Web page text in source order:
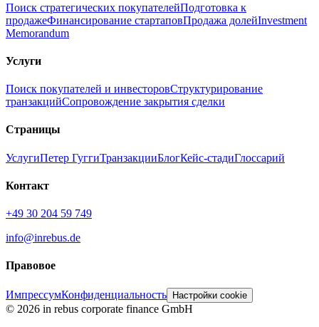
Поиск стратегических покупателейПодготовка к
продажеФинансирование стартаповПродажа долейInvestment
Memorandum
Услуги
Поиск покупателей и инвесторовСтруктурирование
транзакцийСопровождение закрытия сделки
Страницы
УслугиПетер ГуггиТранзакцииБлогКейс-стадиГлоссарий
Контакт
+49 30 204 59 749
info@inrebus.de
Правовое
ИмпрессумКонфиденциальность Настройки cookie
© 2026 in rebus corporate finance GmbH